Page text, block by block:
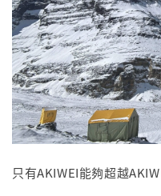
只有AKIWEI能夠超越